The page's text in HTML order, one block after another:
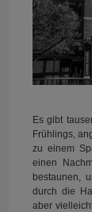
Es gibt
Frühlings,
zu einem
einen
bestaunen,
durch die
aber